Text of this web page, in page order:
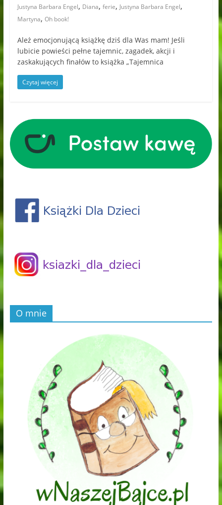
Justyna Barbara Engel, Diana, ferie, Justyna Barbara Engel,
Martyna, Oh book!
Ależ emocjonującą książkę dziś dla Was mam! Jeśli
lubicie powieści pełne tajemnic, zagadek, akcji i
zaskakujących finałów to książka „Tajemnica
Czytaj więcej
O mnie